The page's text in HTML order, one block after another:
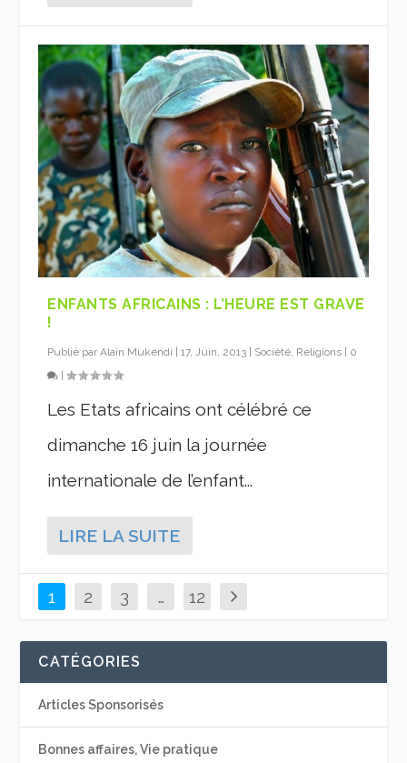
ENFANTS AFRICAINS : L’HEURE EST GRAVE
!
Publié parAlain Mukendi |17, Juin, 2013 Société, Religions
0
|
Les Etats africains ont célébré ce
dimanche 16 juin la journée
internationale de l’enfant...
LIRE LA SUITE
1 2 3 … 12
CATÉGORIES
Articles Sponsorisés
Bonnes affaires, Vie pratique